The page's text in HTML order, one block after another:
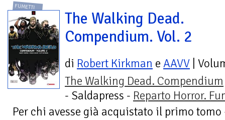
FUMETTI
The Walking Dead.
Compendium. Vol. 2
di Robert Kirkman e AAVV |
The Walking Dead. Compendium
- Saldapress - Reparto Horror.
Per chi avesse già acquistato il primo